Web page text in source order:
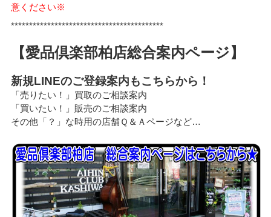
意ください※
******************************************
【愛品倶楽部柏店総合案内ページ】
新規LINEのご登録案内もこちらから！
「売りたい！」買取のご相談案内
「買いたい！」販売のご相談案内
その他「？」な時用の店舗Ｑ＆Ａページなど…